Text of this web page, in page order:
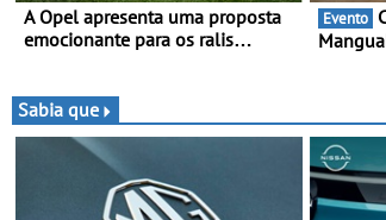
A Opel apresenta uma proposta
emocionante para os ralis
apelativo e uma equipa júnior
competitiva
Evento
Sabia que